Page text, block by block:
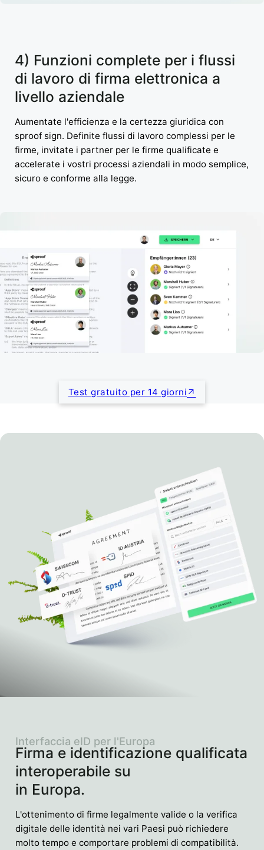
4) Funzioni complete per i flussi
di lavoro di firma elettronica a
livello aziendale
Aumentate l'efficienza e la certezza giuridica con
sproof sign. Definite flussi di lavoro complessi per le
firme, invitate i partner per le firme qualificate e
accelerate i vostri processi aziendali in modo semplice,
sicuro e conforme alla legge.
Test gratuito per 14 giorni
Firma e identificazione qualificata
interoperabile su
in Europa.
Interfaccia eID per l'Europa
L'ottenimento di firme legalmente valide o la verifica
digitale delle identità nei vari Paesi può richiedere
molto tempo e comportare problemi di compatibilità.